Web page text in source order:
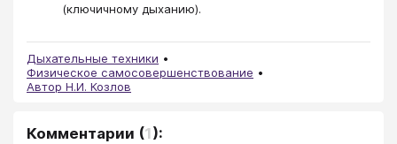
(ключичному дыханию).
Дыхательные техники
Физическое самосовершенствование
Автор Н.И. Козлов
Комментарии (1):